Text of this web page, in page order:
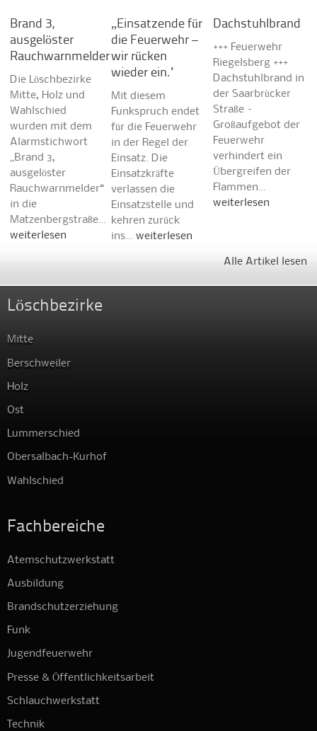
Brand 3,
ausgelöster
Rauchwarnmelder
Die Löschbezirke
Mitte, Holz und
Wahlschied
wurden mit dem
Alarmstichwort
„Brand 3,
ausgelöster
Rauchwarnmelder“
in die
Matzenbergstraße…
weiterlesen
„Einsatzende für
die Feuerwehr –
wir rücken
wieder ein.“
Mit diesem
Funkspruch endet
für die Feuerwehr
in der Regel der
Einsatz. Die
Einsatzkräfte
verlassen die
Einsatzstelle und
kehren zurück
ins…weiterlesen
Dachstuhlbrand
+++ Feuerwehr
Riegelsberg +++
Dachstuhlbrand in
der Saarbrücker
Straße –
Großaufgebot der
Feuerwehr
verhindert ein
Übergreifen der
Flammen…
weiterlesen
Alle Artikel lesen
Löschbezirke
Mitte
Berschweiler
Holz
Ost
Lummerschied
Obersalbach-Kurhof
Wahlschied
Fachbereiche
Atemschutzwerkstatt
Ausbildung
Brandschutzerziehung
Funk
Jugendfeuerwehr
Presse & Öffentlichkeitsarbeit
Schlauchwerkstatt
Technik